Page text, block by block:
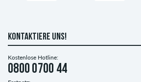
KONTAKTIERE UNS!
Kostenlose Hotline:
0800 0700 44